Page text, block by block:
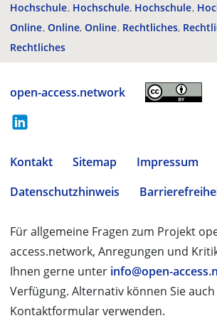
Hochschule Hochschule Hochschule
Online Online Online Rechtliches
Rechtliches
open-access.network
Kontakt Sitemap
Impressum
Datenschutzhinweis
Für allgemeine Fragen zum Projekt
access.network, Anregungen und
Ihnen gerne unter info@open-
Verfügung. Alternativ können Sie
Kontaktformular verwenden.